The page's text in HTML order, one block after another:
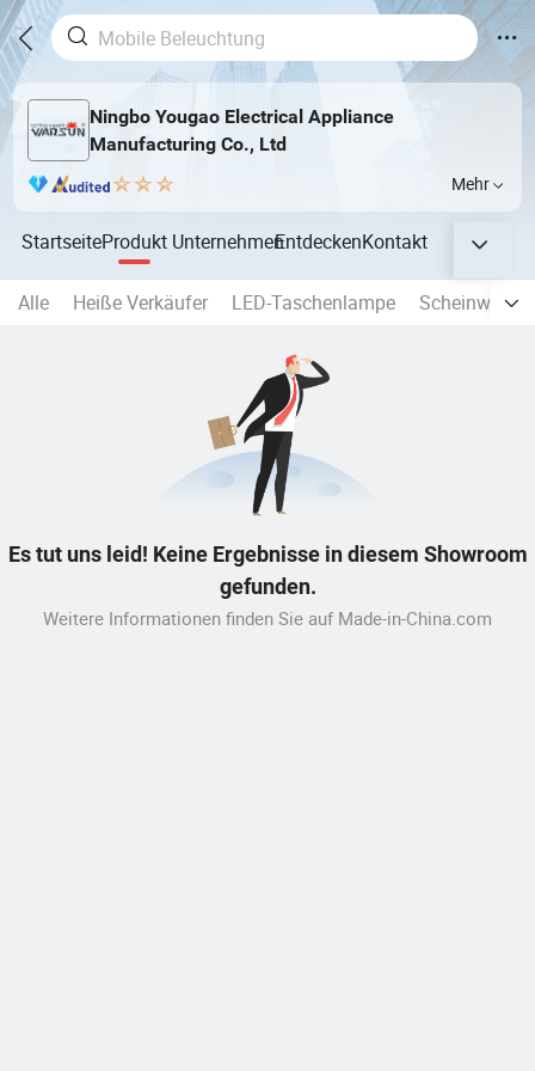
Ningbo Yougao Electrical Appliance
Manufacturing Co., Ltd
Mehr
StartseiteProdukt UnternehmenEntdeckenKontakt
Alle Heiße Verkäufer LED-Taschenlampe Scheinwerfer
Es tut uns leid! Keine Ergebnisse in diesem Showroom
gefunden.
Weitere Informationen finden Sie auf Made-in-China.com